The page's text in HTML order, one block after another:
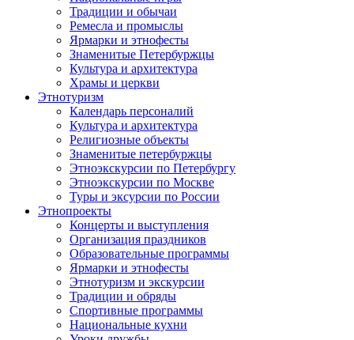
Традиции и обычаи
Ремесла и промыслы
Ярмарки и этнофесты
Знаменитые Петербуржцы
Культура и архитектура
Храмы и церкви
Этнотуризм
Календарь персоналий
Культура и архитектура
Религиозные объекты
Знаменитые петербуржцы
Этноэкскурсии по Петербургу
Этноэкскурсии по Москве
Туры и эксурсии по России
Этнопроекты
Концерты и выступления
Организация праздников
Образовательные программы
Ярмарки и этнофесты
Этнотуризм и экскурсии
Традиции и обряды
Спортивные программы
Национальные кухни